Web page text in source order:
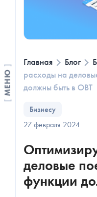
Главная Блог
расходы на
должны быть в OBT
Бизнесу
27 февраля 2024
деловые
функции
МЕНЮ